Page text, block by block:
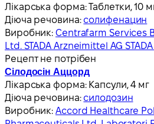
Лікарська форма:Таблетки, 10
Діюча речовина: солифенацин
Виробник:Centrafarm Services
Ltd. STADA Arzneimittel AG
Рецепт не потрібен
Сілодосін Аццорд
Лікарська форма: Капсули, 4 мг
Діюча речовина: силодозин
Виробник:Accord Healthcare